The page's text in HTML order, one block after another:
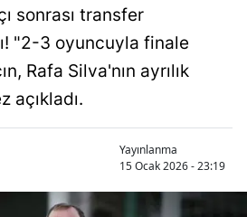
sonrası transfer
"2-3 oyuncuyla finale
Rafa Silva'nın ayrılık
açıkladı.
Yayınlanma
15 Ocak 2026 - 23:19